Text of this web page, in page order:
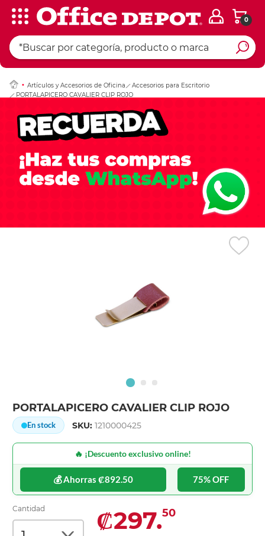
0
Artículos y Accesorios de Oficina
Accesorios para Escritorio
PORTALAPICERO CAVALIER CLIP ROJO
PORTALAPICERO CAVALIER CLIP ROJO
En stock SKU:1210000425
🔥 ¡Descuento exclusivo online!
💰 Ahorras ₡892.50 75% OFF
Cantidad ₡297.50
Ingresar Codigo